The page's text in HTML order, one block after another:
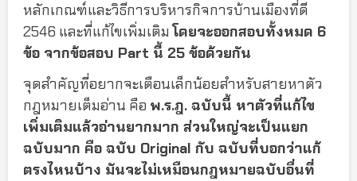
หลักเกณฑ์และวิธีการบริหารกิจการบ้านเมืองที่ดี
2546 และที่แก้ไขเพิ่มเติมโดยจะออกสอบทั้งหมด 6
ข้อ จากข้อสอบ Part นี้ 25 ข้อด้วยกัน
จุดสำคัญที่อยากจะเตือนเล็กน้อยสำหรับสายหาตัว
กฎหมายเต็มอ่าน คือ พ.ร.ฎ. ฉบับนี้ หาตัวที่แก้ไข
เพิ่มเติมแล้วอ่านยากมาก ส่วนใหญ่จะเป็นแยก
ฉบับมาก คือ ฉบับ Original กับ ฉบับที่บอกว่าแก้
ตรงไหนบ้าง มันจะไม่เหมือนกฎหมายฉบับอื่นที่